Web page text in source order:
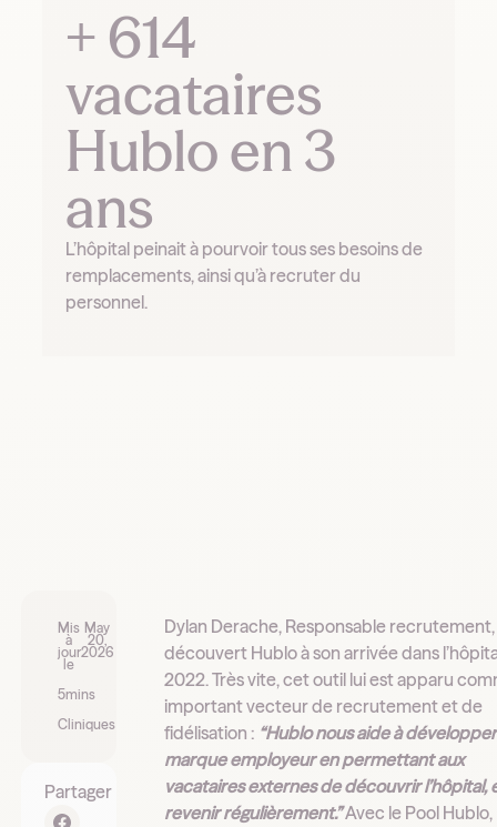
+ 614
vacataires
Hublo en 3
ans
L’hôpital peinait à pourvoir tous ses besoins de
remplacements, ainsi qu’à recruter du
personnel.
Mis
à
jour
le
May
20,
2026
5mins
Cliniques
Partager
Dylan Derache, Responsable recrutement,
découvert Hublo à son arrivée dans
2022. Très vite, cet outil lui est apparu
important vecteur de recrutement et de
fidélisation : “Hublo nous aide à
marque employeur en permettant aux
vacataires externes de découvrir l’hôpital,
revenir régulièrement.”Avec le Pool Hublo,